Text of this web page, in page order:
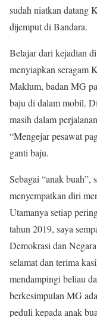
sudah niatkan datang
dijemput di Bandara.
Belajar dari kejadian
menyiapkan
Maklum, badan MG
baju di dalam mobil.
masih dalam
“Mengejar pesawat
ganti baju.
Sebagai “anak buah”,
menyempatkan diri
Utamanya setiap
tahun 2019, saya
Demokrasi dan
selamat dan terima
mendampingi beliau
berkesimpulan MG
peduli kepada anak